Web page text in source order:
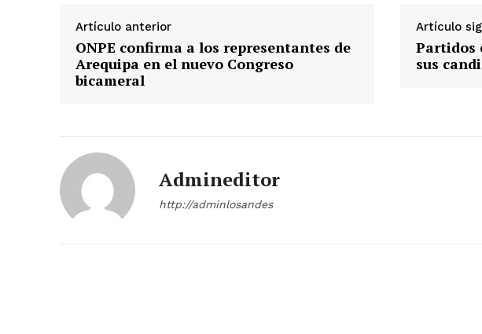
Artículo anterior
ONPE confirma a los representantes de
Arequipa en el nuevo Congreso
bicameral
Artículo
Partidos
sus
Admineditor
http://adminlosandes